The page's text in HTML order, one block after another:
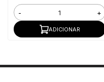
- +
ADICIONAR